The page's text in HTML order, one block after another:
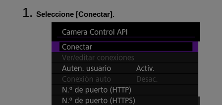
Seleccione [Conectar].